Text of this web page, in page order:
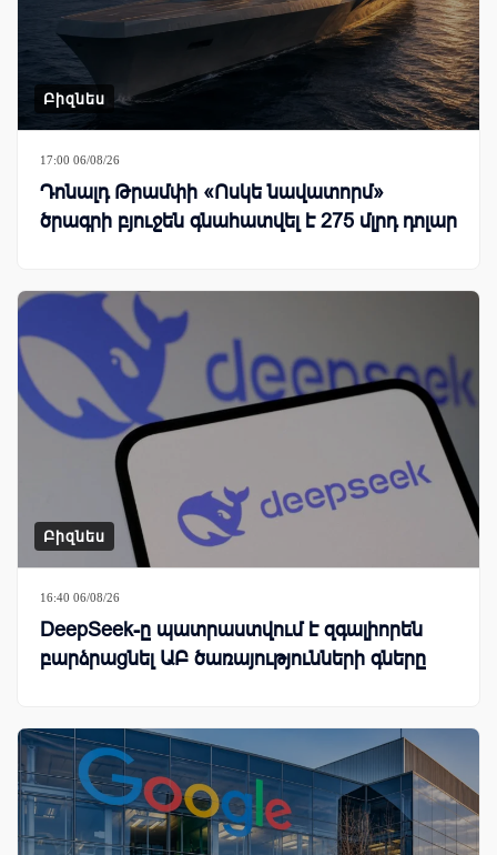
Բիզնես
17:00 06/08/26
Դոնալդ Թրամփի «Ոսկե նավատորմ»
ծրագրի բյուջեն գնահատվել է 275 մլրդ դոլար
Բիզնես
16:40 06/08/26
DeepSeek-ը պատրաստվում է զգալիորեն
բարձրացնել ԱԲ ծառայությունների գները